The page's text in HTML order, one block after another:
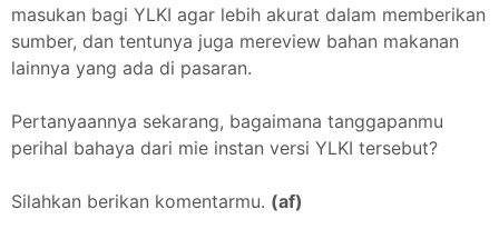
masukan bagi YLKI agar lebih akurat dalam memberikan
sumber, dan tentunya juga mereview bahan makanan
lainnya yang ada di pasaran.
Pertanyaannya sekarang, bagaimana tanggapanmu
perihal bahaya dari mie instan versi YLKI tersebut?
Silahkan berikan komentarmu. (af)